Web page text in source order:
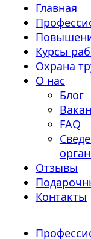
Главная
Курсы
Охрана
О нас
Блог
FAQ
Отзывы
Контакты